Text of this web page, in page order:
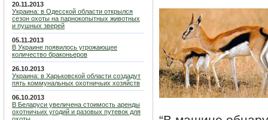
20.11.2013
Украина: в Одесской области открылся
сезон охоты на парнокопытных животных
и пушных зверей
05.11.2013
В Украине появилось угрожающее
количество браконьеров
26.10.2013
Украина: в Харьковской области создадут
пять коммунальных охотничьих хозяйств
06.10.2013
В Беларуси увеличена стоимость аренды
охотничьих угодий и разовых путевок для